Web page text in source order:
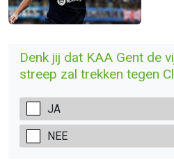
Denk jij dat KAA Gent de
streep zal trekken tegen
JA
NEE